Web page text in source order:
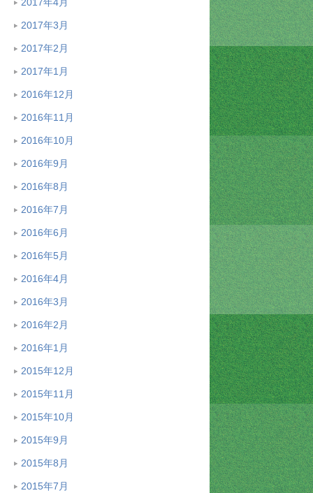
2017年3月
2017年2月
2017年1月
2016年12月
2016年11月
2016年10月
2016年9月
2016年8月
2016年7月
2016年6月
2016年5月
2016年4月
2016年3月
2016年2月
2016年1月
2015年12月
2015年11月
2015年10月
2015年9月
2015年8月
2015年7月